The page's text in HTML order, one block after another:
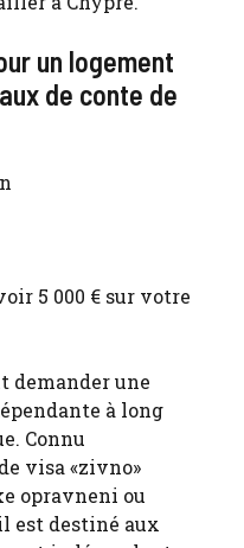
un logement
de conte de
5 000 € sur votre
demander une
à long
Connu
visa «zivno»
opravneni ou
est destiné aux